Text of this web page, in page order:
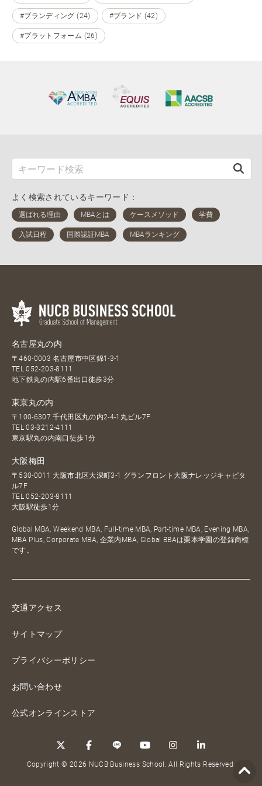
#ブランディング (24) #ブランド (42)
#プラットフォーム (26)
よく検索されているキーワード：
名古屋丸の内
〒460-0003 名古屋市中区錦1-3-1
TEL052-203-8111
地下鉄丸の内駅6番出口徒歩3分
東京丸の内
〒100-6307 千代田区丸の内2-4-1丸ビル7F
TEL03-3212-4111
東京駅丸の内南口徒歩1分
大阪梅田
〒530-0011 大阪市北区大深町3-1 グランフロント大阪ナレッジキャピタ
ル7F
TEL052-203-8111
大阪駅徒歩1分
Global MBA, Weekend MBA, Full-time MBA, Part-time MBA, Evening MBA,
MBA Plus, Corporate MBA, 企業内MBA, Global BBAは栗本学園の登録商標
です。
交通アクセス
サイトマップ
プライバシーポリシー
お問い合わせ
公式オンラインストア
Copyright © 2026 NUCB Business School. All Rights Reserved.